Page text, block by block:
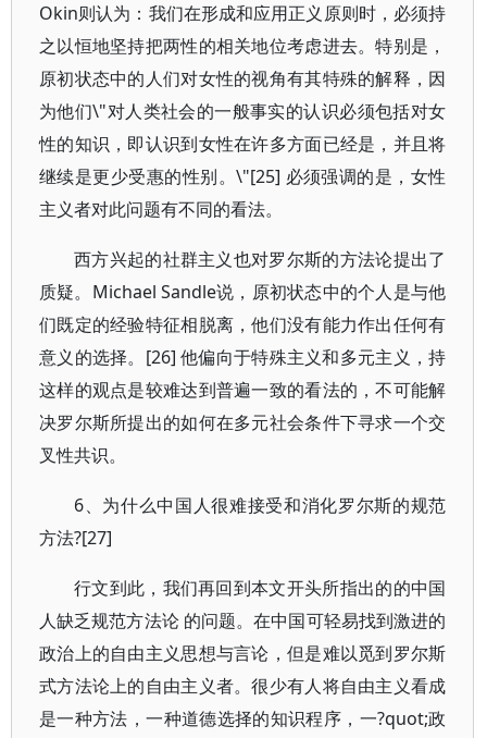
Okin则认为：我们在形成和应用正义原则时，必须持
之以恒地坚持把两性的相关地位考虑进去。特别是，
原初状态中的人们对女性的视角有其特殊的解释，因
为他们\"对人类社会的一般事实的认识必须包括对女
性的知识，即认识到女性在许多方面已经是，并且将
继续是更少受惠的性别。\"[25] 必须强调的是，女性
主义者对此问题有不同的看法。
西方兴起的社群主义也对罗尔斯的方法论提出了
质疑。Michael Sandle说，原初状态中的个人是与他
们既定的经验特征相脱离，他们没有能力作出任何有
意义的选择。[26] 他偏向于特殊主义和多元主义，持
这样的观点是较难达到普遍一致的看法的，不可能解
决罗尔斯所提出的如何在多元社会条件下寻求一个交
叉性共识。
6、为什么中国人很难接受和消化罗尔斯的规范
方法?[27]
行文到此，我们再回到本文开头所指出的的中国
人缺乏规范方法论 的问题。在中国可轻易找到激进的
政治上的自由主义思想与言论，但是难以觅到罗尔斯
式方法论上的自由主义者。很少有人将自由主义看成
是一种方法，一种道德选择的知识程序，一?quot;政